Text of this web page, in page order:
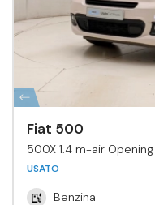
Fiat 500
500X 1.4 m-air
USATO
Benzina